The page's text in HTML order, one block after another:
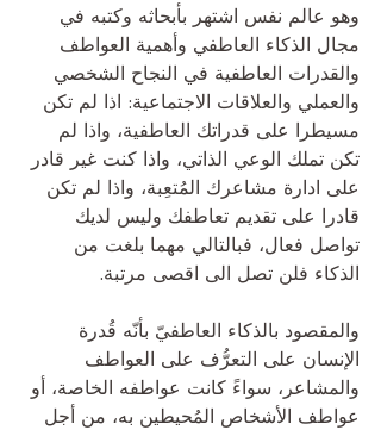
وهو عالم نفس اشتهر بأبحاثه وكتبه في
مجال الذكاء العاطفي وأهمية العواطف
والقدرات العاطفية في النجاح الشخصي
والعملي والعلاقات الاجتماعية: اذا لم تكن
مسيطرا على قدراتك العاطفية، واذا لم
تكن تملك الوعي الذاتي، واذا كنت غير قادر
على ادارة مشاعرك المُتعِبة، واذا لم تكن
قادرا على تقديم تعاطفك وليس لديك
تواصل فعال، فبالتالي مهما بلغت من
الذكاء فلن تصل الى اقصى مرتبة.
والمقصود بالذكاء العاطفيّ بأنّه قُدرة
الإنسان على التعرُّف على العواطف
والمشاعر، سواءً كانت عواطفه الخاصة، أو
عواطف الأشخاص المُحيطين به، من أجل